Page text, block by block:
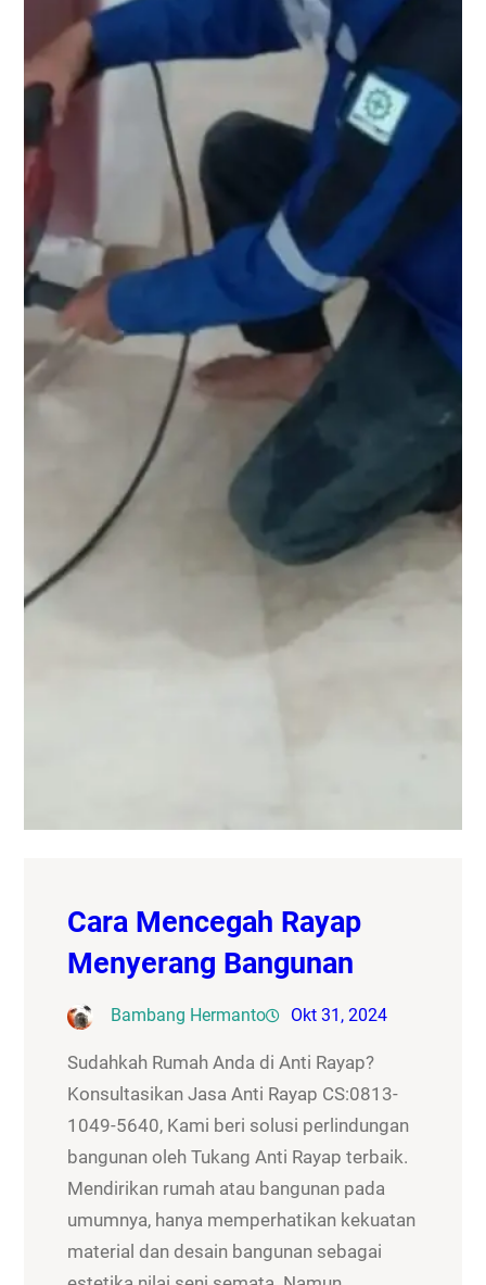
Cara Mencegah Rayap
Menyerang Bangunan
Bambang Hermanto Okt 31, 2024
Sudahkah Rumah Anda di Anti Rayap?
Konsultasikan Jasa Anti Rayap CS:0813-
1049-5640, Kami beri solusi perlindungan
bangunan oleh Tukang Anti Rayap terbaik.
Mendirikan rumah atau bangunan pada
umumnya, hanya memperhatikan kekuatan
material dan desain bangunan sebagai